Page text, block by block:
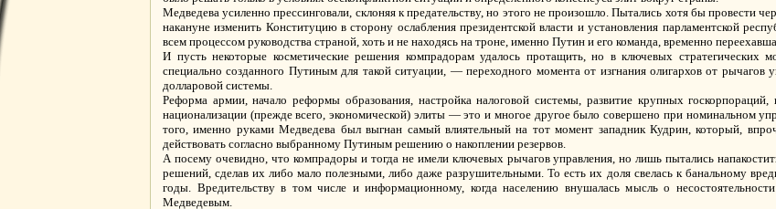
Медведева усиленно прессинговали, склоняя к предательству, но этого не произошло. Пытались хотя бы провести
накануне изменить Конституцию в сторону ослабления президентской власти и установления парламентской
всем процессом руководства страной, хоть и не находясь на троне, именно Путин и его команда, временно
И пусть некоторые косметические решения компрадорам удалось протащить, но в ключевых стратегических
специально созданного Путиным для такой ситуации, — переходного момента от изгнания олигархов от
долларовой системы.
Реформа армии, начало реформы образования, настройка налоговой системы, развитие крупных
национализации (прежде всего, экономической) элиты — это и многое другое было совершено при номинальном
того, именно руками Медведева был выгнан самый влиятельный на тот момент западник Кудрин, который,
действовать согласно выбранному Путиным решению о накоплении резервов.
А посему очевидно, что компрадоры и тогда не имели ключевых рычагов управления, но лишь пытались
решений, сделав их либо мало полезными, либо даже разрушительными. То есть их доля свелась к банальному
годы. Вредительству в том числе и информационному, когда населению внушалась мысль о
Медведевым.